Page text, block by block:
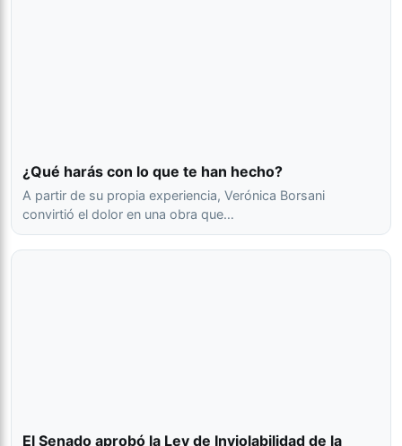
¿Qué harás con lo que te han hecho?
A partir de su propia experiencia, Verónica Borsani
convirtió el dolor en una obra que…
El Senado aprobó la Ley de Inviolabilidad de la